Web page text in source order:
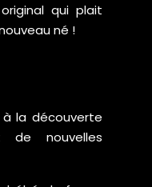
qui plait
né !
la découverte
de nouvelles